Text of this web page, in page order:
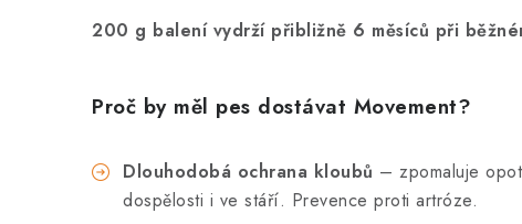
200 g balení vydrží přibližně 6 měsíců při
Proč by měl pes dostávat Movement?
Dlouhodobá ochrana kloubů – zpomaluje
dospělosti i ve stáří. Prevence proti artróze.